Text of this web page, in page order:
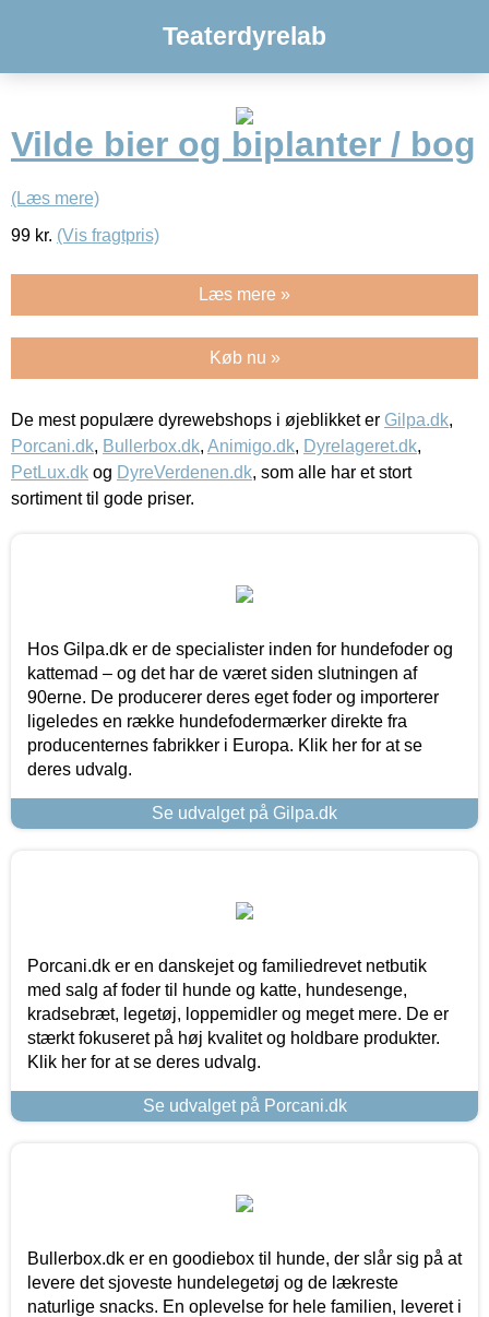
Teaterdyrelab
Vilde bier og biplanter / bog
(Læs mere)
99 kr. (Vis fragtpris)
Læs mere »
Køb nu »
De mest populære dyrewebshops i øjeblikket er Gilpa.dk,
Porcani.dk, Bullerbox.dk, Animigo.dk, Dyrelageret.dk,
PetLux.dk og DyreVerdenen.dk, som alle har et stort
sortiment til gode priser.
Hos Gilpa.dk er de specialister inden for hundefoder og
kattemad – og det har de været siden slutningen af
90erne. De producerer deres eget foder og importerer
ligeledes en række hundefodermærker direkte fra
producenternes fabrikker i Europa. Klik her for at se
deres udvalg.
Se udvalget på Gilpa.dk
Porcani.dk er en danskejet og familiedrevet netbutik
med salg af foder til hunde og katte, hundesenge,
kradsebræt, legetøj, loppemidler og meget mere. De er
stærkt fokuseret på høj kvalitet og holdbare produkter.
Klik her for at se deres udvalg.
Se udvalget på Porcani.dk
Bullerbox.dk er en goodiebox til hunde, der slår sig på at
levere det sjoveste hundelegetøj og de lækreste
naturlige snacks. En oplevelse for hele familien, leveret i